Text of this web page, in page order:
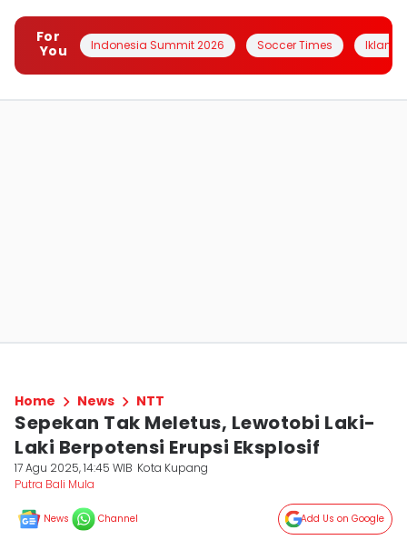
For
You
Indonesia Summit 2026 Soccer Times Iklanin
Home News NTT
Sepekan Tak Meletus, Lewotobi Laki-
Laki Berpotensi Erupsi Eksplosif
17 Agu 2025, 14:45 WIB Kota Kupang
Putra Bali Mula
News Channel Add Us on Google